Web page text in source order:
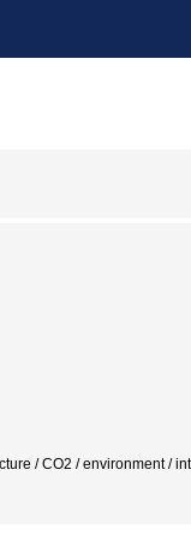
/ CO2 / environment /